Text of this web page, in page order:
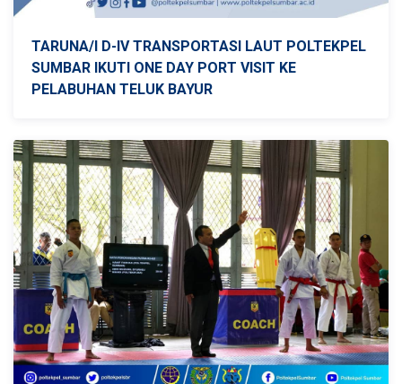
TARUNA/I D-IV TRANSPORTASI LAUT POLTEKPEL
SUMBAR IKUTI ONE DAY PORT VISIT KE
PELABUHAN TELUK BAYUR